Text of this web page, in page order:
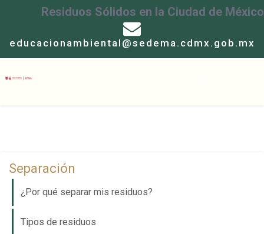
Residuos Sólidos en la Ciudad de México
educacionambiental@sedema.cdmx.gob.mx
Separación
¿Por qué separar mis residuos?
Tipos de residuos